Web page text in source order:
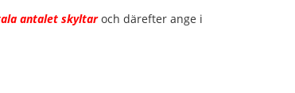
antalet skyltaroch därefter ange i